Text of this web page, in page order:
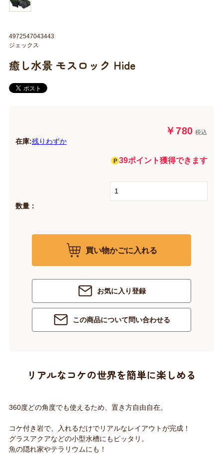
癒し水景 モスロック Hide
￥780 税込
在庫:残りわずか
39ポイント獲得できます
数量：
買い物かごに入れる
お気に入り登録
この商品について問い合わせる
4972547043443
ジェックス
リアルなコケの世界を簡単に楽しめる
360度どの角度でも使えるため、置き方自由自在。
コケ付き岩で、入れるだけでリアルなレイアウトが完成！
グラスアクアなどの小型水槽にもピッタリ。
魚の隠れ家やテラリウムにも！